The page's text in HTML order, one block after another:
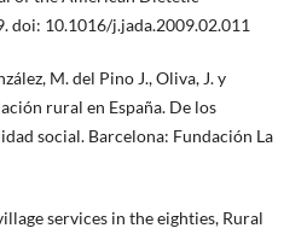
doi: 10.1016/j.jada.2009.02.011
M. del Pino J., Oliva, J. y
rural en España. De los
social. Barcelona: Fundación La
services in the eighties, Rural